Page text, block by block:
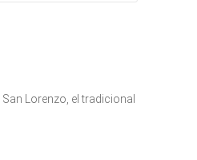
Lorenzo, el tradicional